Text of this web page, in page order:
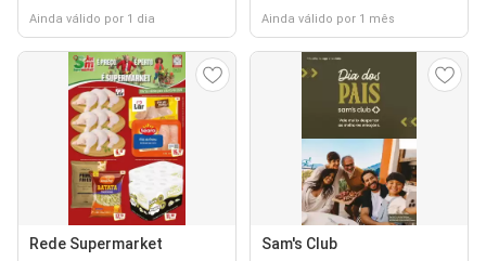
Ainda válido por 1 dia Ainda válido por 1 mês
Rede Supermarket Sam's Club